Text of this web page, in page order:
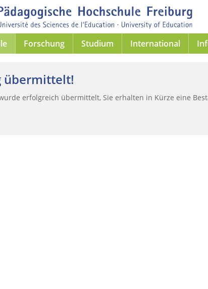
Forschung Studium International
übermittelt!
erfolgreich übermittelt, Sie erhalten in Kürze eine